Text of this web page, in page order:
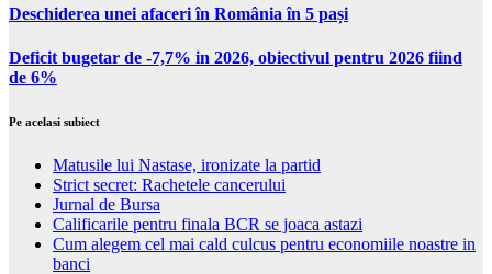
Deschiderea unei afaceri în România în 5 pași
Deficit bugetar de -7,7% in 2026, obiectivul pentru 2026 fiind
de 6%
Pe acelasi subiect
Matusile lui Nastase, ironizate la partid
Strict secret: Rachetele cancerului
Jurnal de Bursa
Calificarile pentru finala BCR se joaca astazi
Cum alegem cel mai cald culcus pentru economiile noastre in
banci